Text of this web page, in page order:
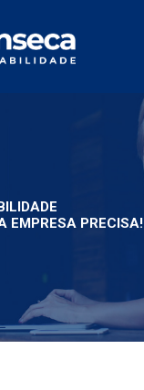
EMPRESA PRECISA!